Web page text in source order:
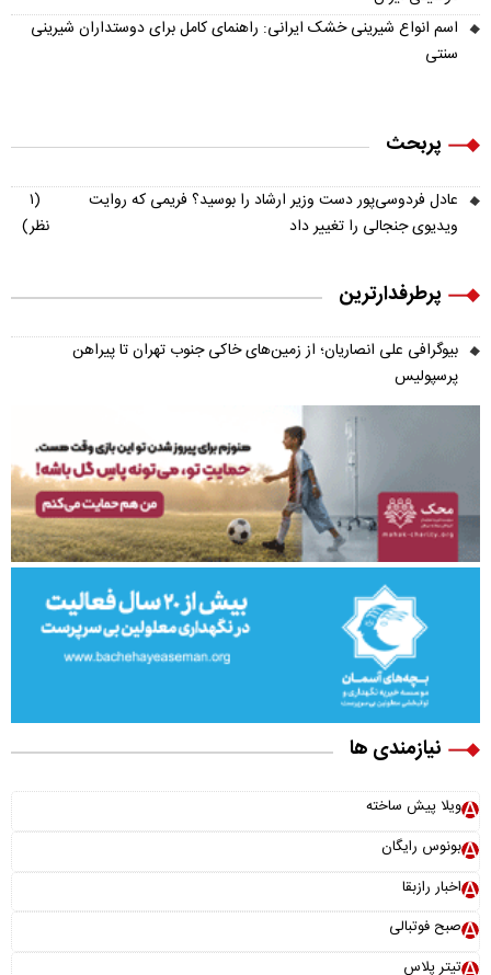
اسم انواع شیرینی خشک ایرانی: راهنمای کامل برای دوستداران شیرینی
سنتی
پربحث
عادل فردوسی‌پور دست وزیر ارشاد را بوسید؟ فریمی که روایت
ویدیوی جنجالی را تغییر داد
(۱
نظر)
پرطرفدارترین
بیوگرافی علی انصاریان؛ از زمین‌های خاکی جنوب تهران تا پیراهن
پرسپولیس
نیازمندی ها
ویلا پیش ساخته
بونوس رایگان
اخبار رازبقا
صبح فوتبالی
تیتر پلاس